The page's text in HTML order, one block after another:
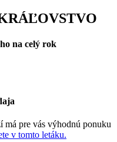
na celý rok
pre vás výhodnú ponuku
v tomto letáku.